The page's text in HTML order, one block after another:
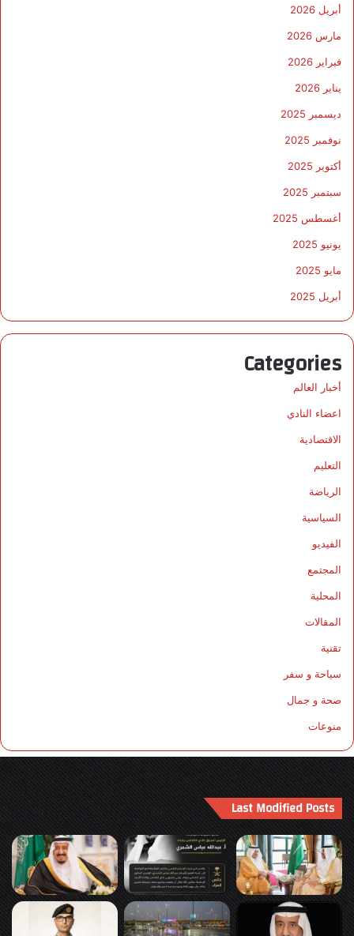
أبريل 2026
مارس 2026
فبراير 2026
يناير 2026
ديسمبر 2025
نوفمبر 2025
أكتوبر 2025
سبتمبر 2025
أغسطس 2025
يونيو 2025
مايو 2025
أبريل 2025
Categories
أخبار العالم
اعضاء النادي
الاقتصادية
التعليم
الرياضة
السياسية
الفيديو
المجتمع
المحلية
المقالات
تقنية
سياحة و سفر
صحة و جمال
منوعات
Last Modified Posts